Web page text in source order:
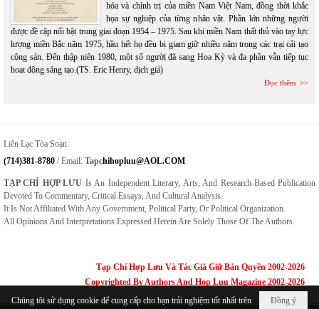
hóa và chính trị của miền Nam Việt Nam, đồng thời khắc
họa sự nghiệp của từng nhân vật. Phần lớn những người
được đề cập nổi bật trong giai đoạn 1954 – 1975. Sau khi miền Nam thất thủ vào tay lực
lượng miền Bắc năm 1975, hầu hết họ đều bị giam giữ nhiều năm trong các trại cải tạo
cộng sản. Đến thập niên 1980, một số người đã sang Hoa Kỳ và đa phần vẫn tiếp tục
hoạt động sáng tạo.(TS. Eric Henry, dịch giả)
Đọc thêm
Liên Lạc Tòa Soạn:
(714)381-8780 / Email: TapcHihopluu@AOL.COM
TẠP CHÍ HỢP LƯU Is An Independent Literary, Arts, And Research-Based Publication
Devoted To Commentary, Critical Essays, And Cultural Analysis.
It Is Not Affiliated With Any Government, Political Party, Or Political Organization.
All Opinions And Interpretations Expressed Herein Are Solely Those Of The Authors.
Tạp Chí Hợp Lưu Và Tác Giả Giữ Bản Quyền 2002-2026
Copyrighted By Authors And Hop Luu Magazine 2002-2026
Đồng ý
Chúng tôi sử dụng cookie để cung cấp cho bạn trải nghiệm tốt nhất trên